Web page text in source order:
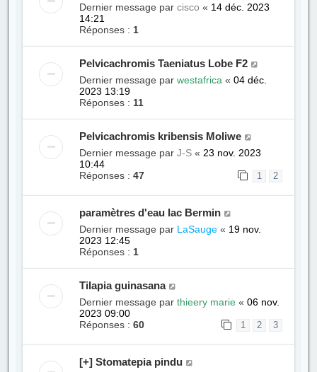
Dernier message parcisco « 14 déc. 2023
14:21
Réponses : 1
Pelvicachromis Taeniatus Lobe F2
Dernier message parwestafrica «04 déc.
2023 13:19
Réponses : 11
Pelvicachromis kribensis Moliwe
Dernier message parJ-S « 23 nov. 2023
10:44
Réponses :47 1 2
paramètres d'eau lac Bermin
Dernier message par LaSauge « 19 nov.
2023 12:45
Réponses : 1
Tilapia guinasana
Dernier message parthieery marie «06 nov.
2023 09:00
Réponses :60 1 2 3
[+] Stomatepia pindu